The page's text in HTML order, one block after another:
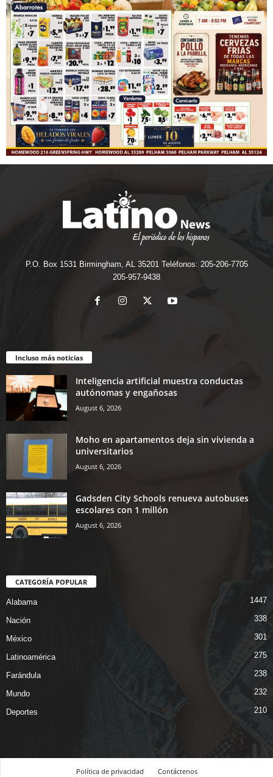
P.O. Box 1531 Birmingham, AL 35201 Teléfonos: 205-206-7705
205-957-9438
Incluso más noticias
Inteligencia artificial muestra conductas
autónomas y engañosas
August 6, 2026
Moho en apartamentos deja sin vivienda a
universitarios
August 6, 2026
Gadsden City Schools renueva autobuses
escolares con 1 millón
August 6, 2026
CATEGORÍA POPULAR
Alabama 1447
Nación 338
México 301
Latinoamérica 275
Farándula 238
Mundo 232
Deportes 210
Política de privacidad Contáctenos